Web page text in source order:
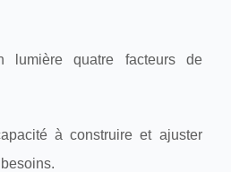
lumière quatre facteurs de
à construire et ajuster